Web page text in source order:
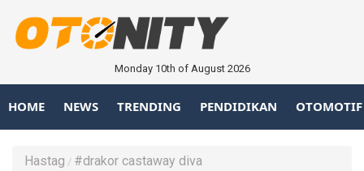
Monday 10th of August 2026
HOME NEWS TRENDING PENDIDIKAN OTOMOTIF
Hastag #drakor castaway diva